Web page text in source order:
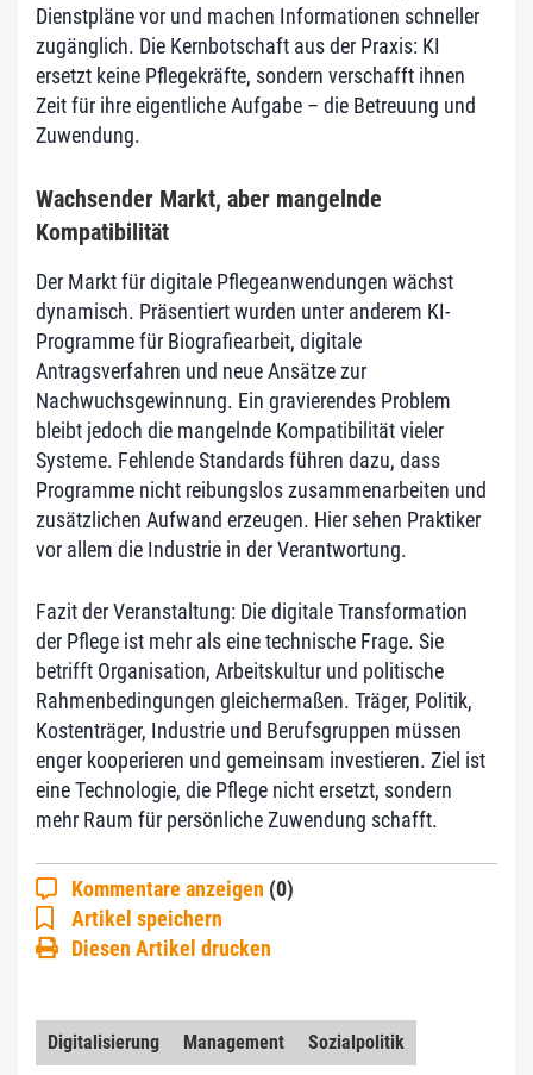
Dienstpläne vor und machen Informationen schneller
zugänglich. Die Kernbotschaft aus der Praxis: KI
ersetzt keine Pflegekräfte, sondern verschafft ihnen
Zeit für ihre eigentliche Aufgabe – die Betreuung und
Zuwendung.
Wachsender Markt, aber mangelnde
Kompatibilität
Der Markt für digitale Pflegeanwendungen wächst
dynamisch. Präsentiert wurden unter anderem KI-
Programme für Biografiearbeit, digitale
Antragsverfahren und neue Ansätze zur
Nachwuchsgewinnung. Ein gravierendes Problem
bleibt jedoch die mangelnde Kompatibilität vieler
Systeme. Fehlende Standards führen dazu, dass
Programme nicht reibungslos zusammenarbeiten und
zusätzlichen Aufwand erzeugen. Hier sehen Praktiker
vor allem die Industrie in der Verantwortung.
Fazit der Veranstaltung: Die digitale Transformation
der Pflege ist mehr als eine technische Frage. Sie
betrifft Organisation, Arbeitskultur und politische
Rahmenbedingungen gleichermaßen. Träger, Politik,
Kostenträger, Industrie und Berufsgruppen müssen
enger kooperieren und gemeinsam investieren. Ziel ist
eine Technologie, die Pflege nicht ersetzt, sondern
mehr Raum für persönliche Zuwendung schafft.
Kommentare anzeigen (0)
Artikel speichern
Diesen Artikel drucken
Digitalisierung Management Sozialpolitik